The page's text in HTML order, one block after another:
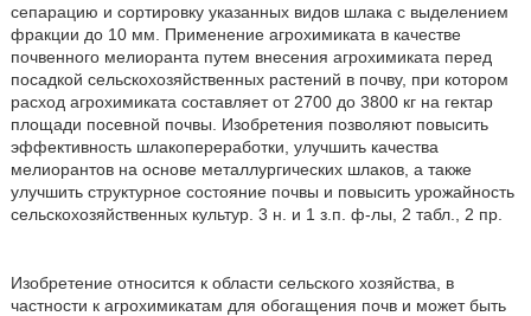
сепарацию и сортировку указанных видов шлака с выделением
фракции до 10 мм. Применение агрохимиката в качестве
почвенного мелиоранта путем внесения агрохимиката перед
посадкой сельскохозяйственных растений в почву, при котором
расход агрохимиката составляет от 2700 до 3800 кг на гектар
площади посевной почвы. Изобретения позволяют повысить
эффективность шлакопереработки, улучшить качества
мелиорантов на основе металлургических шлаков, а также
улучшить структурное состояние почвы и повысить урожайность
сельскохозяйственных культур. 3 н. и 1 з.п. ф-лы, 2 табл., 2 пр.
Изобретение относится к области сельского хозяйства, в
частности к агрохимикатам для обогащения почв и может быть